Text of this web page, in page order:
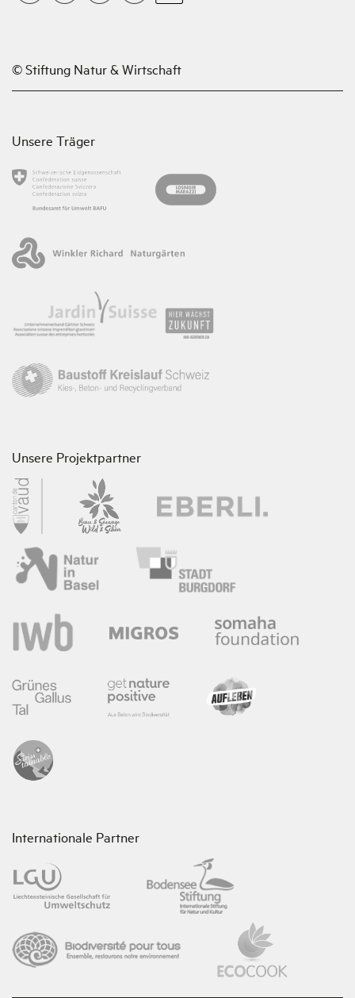
© Stiftung Natur & Wirtschaft
Unsere Träger
Unsere Projektpartner
Internationale Partner